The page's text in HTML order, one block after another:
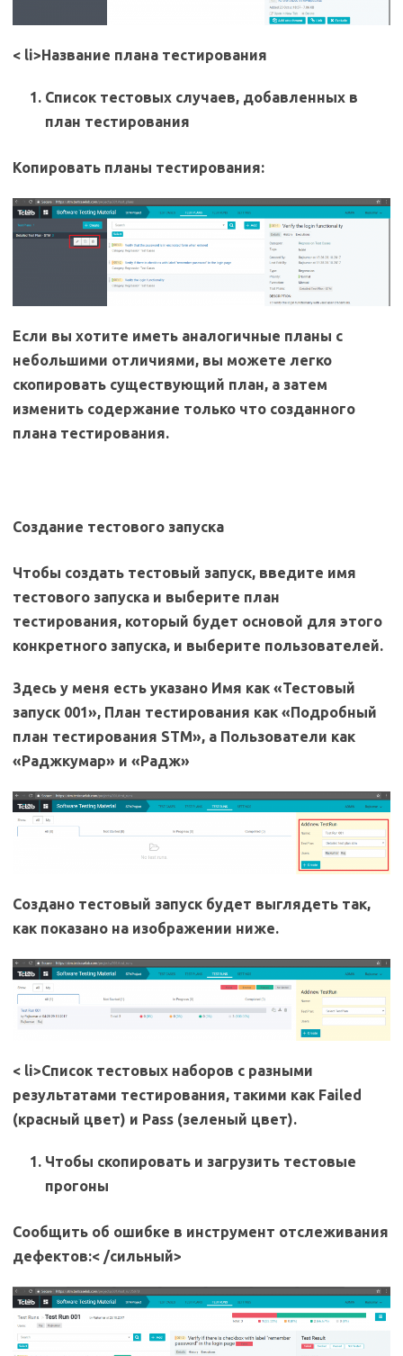
< li>Название плана тестирования
Список тестовых случаев, добавленных в
план тестирования
Копировать планы тестирования:
Если вы хотите иметь аналогичные планы с
небольшими отличиями, вы можете легко
скопировать существующий план, а затем
изменить содержание только что созданного
плана тестирования.
Создание тестового запуска
Чтобы создать тестовый запуск, введите имя
тестового запуска и выберите план
тестирования, который будет основой для этого
конкретного запуска, и выберите пользователей.
Здесь у меня есть указано Имя как «Тестовый
запуск 001», План тестирования как «Подробный
план тестирования STM», а Пользователи как
«Раджкумар» и «Радж»
Создано тестовый запуск будет выглядеть так,
как показано на изображении ниже.
< li>Список тестовых наборов с разными
результатами тестирования, такими как Failed
(красный цвет) и Pass (зеленый цвет).
Чтобы скопировать и загрузить тестовые
прогоны
Сообщить об ошибке в инструмент отслеживания
дефектов:< /сильный>